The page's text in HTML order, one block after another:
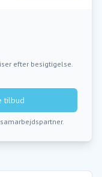
efter besigtigelse.
tilbud